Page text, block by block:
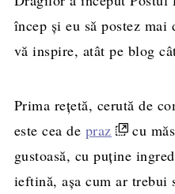
încep și eu să postez mai
vă inspire, atât pe blog
Prima rețetă, cerută de
este cea de praz
cu
gustoasă, cu puține
ieftină, așa cum ar trebui